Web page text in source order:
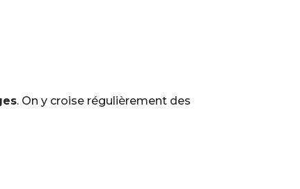
. On y croise régulièrement des